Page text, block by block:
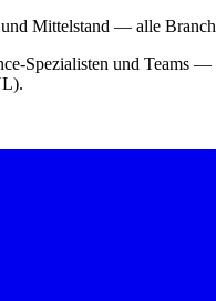
Mittelstand — alle
Spezialisten und